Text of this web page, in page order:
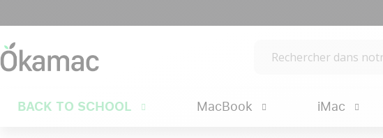
BACK TO SCHOOL MacBook iMac